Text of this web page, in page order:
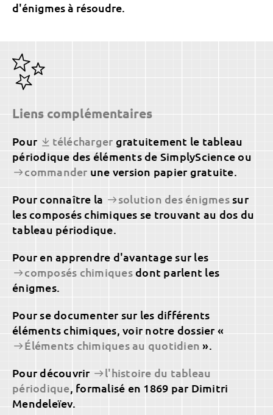
d'énigmes à résoudre.
Liens complémentaires
Pour télécharger gratuitement le tableau
périodique des éléments de SimplyScience ou
commander une version papier gratuite.
Pour connaître la
solution des énigmessur
les composés chimiques se trouvant au dos du
tableau périodique.
Pour en apprendre d'avantage sur les
composés chimiquesdont parlent les
énigmes.
Pour se documenter sur les différents
éléments chimiques, voir notre dossier «
Éléments chimiques au quotidien ».
Pour découvrir
l'histoire du tableau
périodique, formalisé en 1869 par Dimitri
Mendeleïev.